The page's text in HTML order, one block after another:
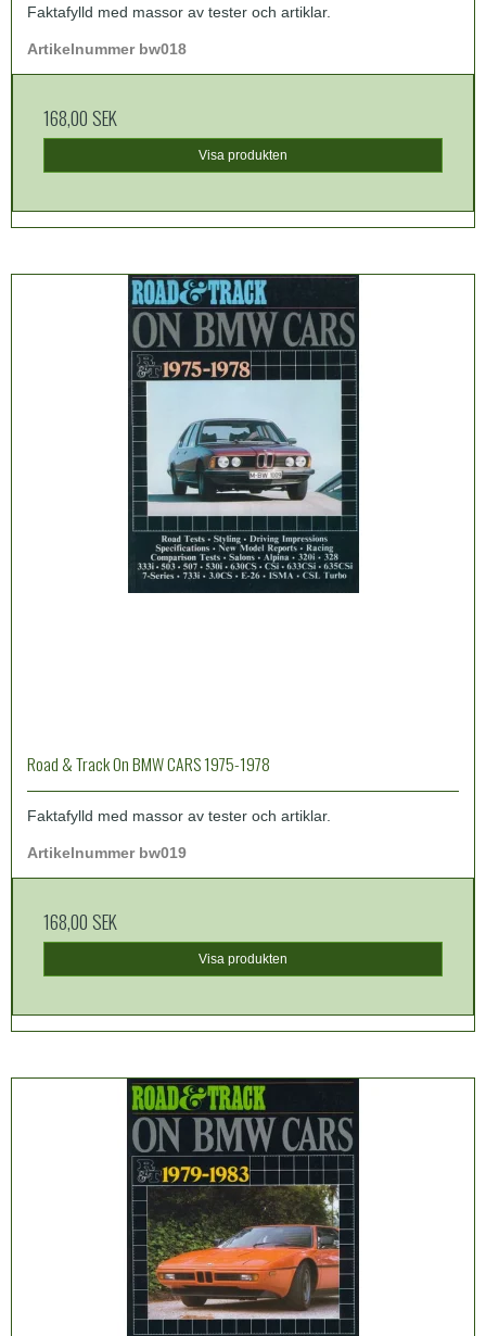
Faktafylld med massor av tester och artiklar.
Artikelnummer bw018
168,00 SEK
Visa produkten
Road & Track On BMW CARS 1975-1978
Faktafylld med massor av tester och artiklar.
Artikelnummer bw019
168,00 SEK
Visa produkten